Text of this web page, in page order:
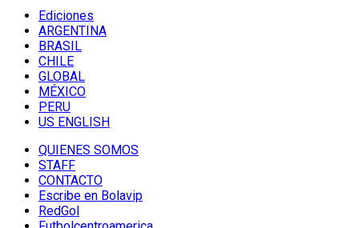
Ediciones
ARGENTINA
BRASIL
CHILE
GLOBAL
MÉXICO
PERU
US ENGLISH
QUIENES SOMOS
STAFF
CONTACTO
Escribe en Bolavip
RedGol